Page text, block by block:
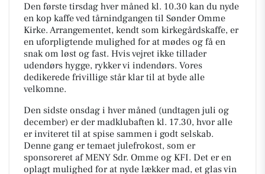
Den første tirsdag hver måned kl. 10.30 kan du nyde
en kop kaffe ved tårnindgangen til Sønder Omme
Kirke. Arrangementet, kendt som kirkegårdskaffe, er
en uforpligtende mulighed for at mødes og få en
snak om løst og fast. Hvis vejret ikke tillader
udendørs hygge, rykker vi indendørs. Vores
dedikerede frivillige står klar til at byde alle
velkomne.
Den sidste onsdag i hver måned (undtagen juli og
december) er der madklubaften kl. 17.30, hvor alle
er inviteret til at spise sammen i godt selskab.
Denne gang er temaet julefrokost, som er
sponsoreret af MENY Sdr. Omme og KFI. Det er en
oplagt mulighed for at nyde lækker mad, et glas vin